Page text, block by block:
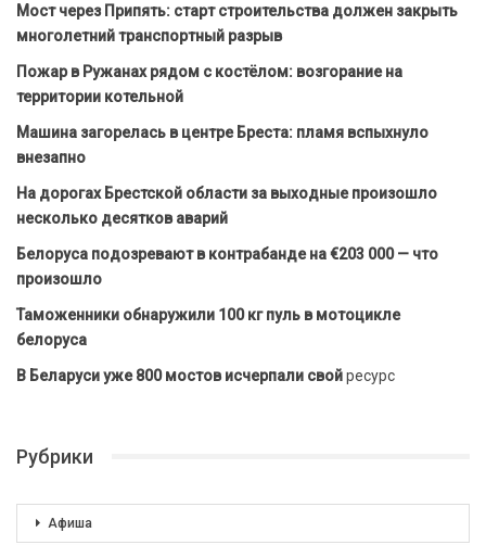
Мост через Припять: старт строительства должен закрыть
многолетний транспортный разрыв
Пожар в Ружанах рядом с костёлом: возгорание на
территории котельной
Машина загорелась в центре Бреста: пламя вспыхнуло
внезапно
На дорогах Брестской области за выходные произошло
несколько десятков аварий
Белоруса подозревают в контрабанде на €203 000 — что
произошло
Таможенники обнаружили 100 кг пуль в мотоцикле
белоруса
В Беларуси уже 800 мостов исчерпали свойресурс
Рубрики
Афиша